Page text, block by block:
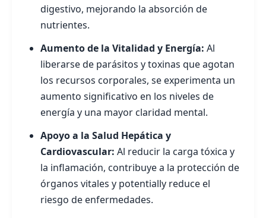
digestivo, mejorando la absorción de
nutrientes.
Aumento de la Vitalidad y Energía: Al
liberarse de parásitos y toxinas que agotan
los recursos corporales, se experimenta un
aumento significativo en los niveles de
energía y una mayor claridad mental.
Apoyo a la Salud Hepática y
Cardiovascular: Al reducir la carga tóxica y
la inflamación, contribuye a la protección de
órganos vitales y potentially reduce el
riesgo de enfermedades.